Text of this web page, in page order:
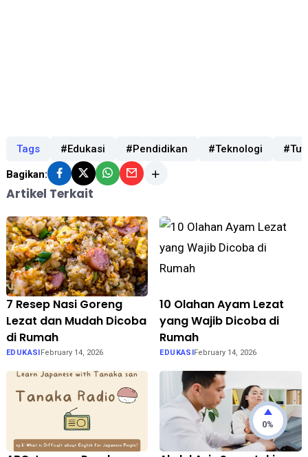
Tags #Edukasi #Pendidikan #Teknologi
Bagikan:
Artikel Terkait
7 Resep Nasi Goreng
Lezat dan Mudah Dicoba
di Rumah
EDUKASI February 14, 2026
10 Olahan Ayam Lezat
yang Wajib Dicoba di
Rumah
EDUKASI February 14, 2026
0%